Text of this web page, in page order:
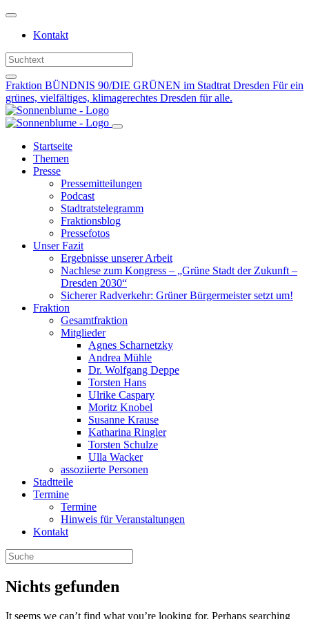
Weiter
Inhalt
Kontakt
Fraktion BÜNDNIS 90/DIE GRÜNEN im Stadtrat Dresden Für ein
grünes, vielfältiges, klimagerechtes Dresden für alle.
Startseite
Themen
Presse
Pressemitteilungen
Podcast
Stadtratstelegramm
Fraktionsblog
Pressefotos
Unser Fazit
Ergebnisse unserer Arbeit
Nachlese zum Kongress – „Grüne Stadt der Zukunft –
Dresden 2030“
Sicherer Radverkehr: Grüner Bürgermeister setzt um!
Fraktion
Gesamtfraktion
Mitglieder
Agnes Scharnetzky
Andrea Mühle
Dr. Wolfgang Deppe
Torsten Hans
Ulrike Caspary
Moritz Knobel
Susanne Krause
Katharina Ringler
Torsten Schulze
Ulla Wacker
assoziierte Personen
Stadtteile
Termine
Termine
Hinweis für Veranstaltungen
Kontakt
Nichts gefunden
It seems we can’t find what you’re looking for. Perhaps searching